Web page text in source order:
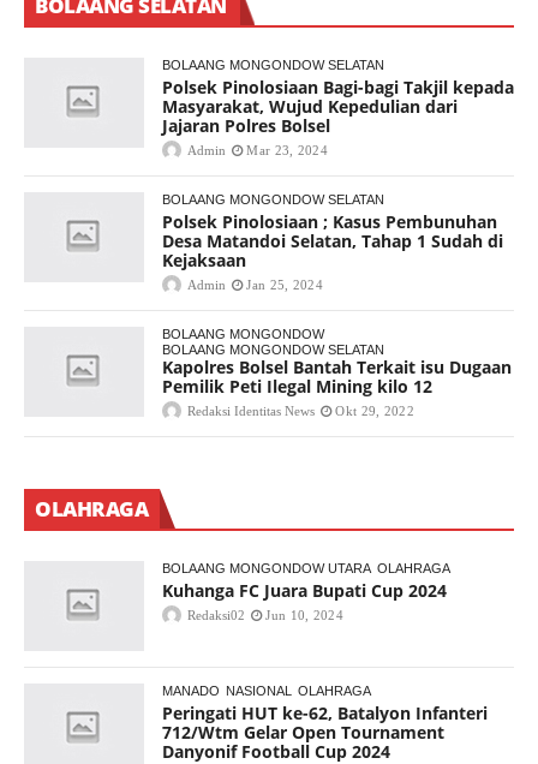
BOLAANG MONGONDOW SELATAN
Polsek Pinolosiaan Bagi-bagi Takjil kepada
Masyarakat, Wujud Kepedulian dari
Jajaran Polres Bolsel
Admin Mar 23, 2024
BOLAANG MONGONDOW SELATAN
Polsek Pinolosiaan ; Kasus Pembunuhan
Desa Matandoi Selatan, Tahap 1 Sudah di
Kejaksaan
Admin Jan 25, 2024
BOLAANG MONGONDOW
BOLAANG MONGONDOW SELATAN
Kapolres Bolsel Bantah Terkait isu Dugaan
Pemilik Peti Ilegal Mining kilo 12
Redaksi Identitas News Okt 29, 2022
OLAHRAGA
BOLAANG MONGONDOW UTARA OLAHRAGA
Kuhanga FC Juara Bupati Cup 2024
Redaksi02 Jun 10, 2024
MANADO NASIONAL OLAHRAGA
Peringati HUT ke-62, Batalyon Infanteri
712/Wtm Gelar Open Tournament
Danyonif Football Cup 2024